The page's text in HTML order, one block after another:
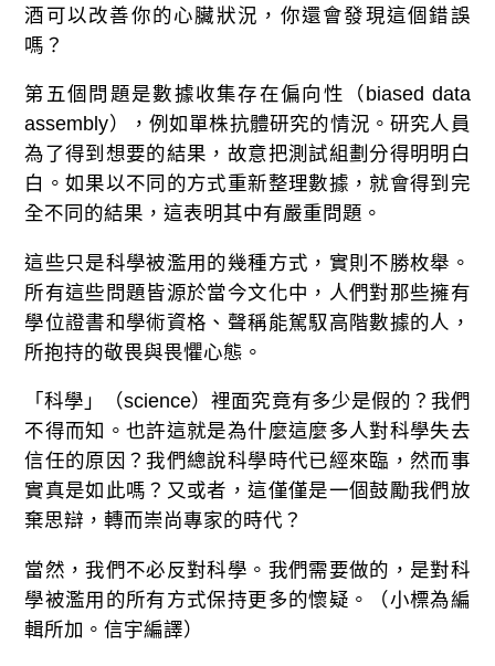
酒可以改善你的心臟狀況，你還會發現這個錯誤
嗎？
第五個問題是數據收集存在偏向性（biased data
assembly），例如單株抗體研究的情況。研究人員
為了得到想要的結果，故意把測試組劃分得明明白
白。如果以不同的方式重新整理數據，就會得到完
全不同的結果，這表明其中有嚴重問題。
這些只是科學被濫用的幾種方式，實則不勝枚舉。
所有這些問題皆源於當今文化中，人們對那些擁有
學位證書和學術資格、聲稱能駕馭高階數據的人，
所抱持的敬畏與畏懼心態。
「科學」（science）裡面究竟有多少是假的？我們
不得而知。也許這就是為什麼這麼多人對科學失去
信任的原因？我們總說科學時代已經來臨，然而事
實真是如此嗎？又或者，這僅僅是一個鼓勵我們放
棄思辯，轉而崇尚專家的時代？
當然，我們不必反對科學。我們需要做的，是對科
學被濫用的所有方式保持更多的懷疑。（小標為編
輯所加。信宇編譯）